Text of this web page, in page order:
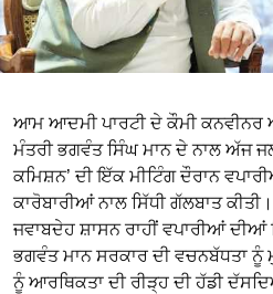
ਆਮ ਆਦਮੀ ਪਾਰਟੀ ਦੇ ਕੌਮੀ ਕਨਵੀਨਰ
ਮੰਤਰੀ ਭਗਵੰਤ ਸਿੰਘ ਮਾਨ ਦੇ ਨਾਲ ਅੱਜ
ਕਮਿਸ਼ਨ’ ਦੀ ਇੱਕ ਮੀਟਿੰਗ ਦੌਰਾਨ
ਕਾਰੋਬਾਰੀਆਂ ਨਾਲ ਸਿੱਧੀ ਗੱਲਬਾਤ
ਜਵਾਬਦੇਹ ਸ਼ਾਸਨ ਰਾਹੀਂ ਵਪਾਰੀਆਂ
ਭਗਵੰਤ ਮਾਨ ਸਰਕਾਰ ਦੀ ਵਚਨਬੱਧਤਾ
ਨੂੰ ਆਰਥਿਕਤਾ ਦੀ ਰੀੜ੍ਹ ਦੀ ਹੱਡੀ